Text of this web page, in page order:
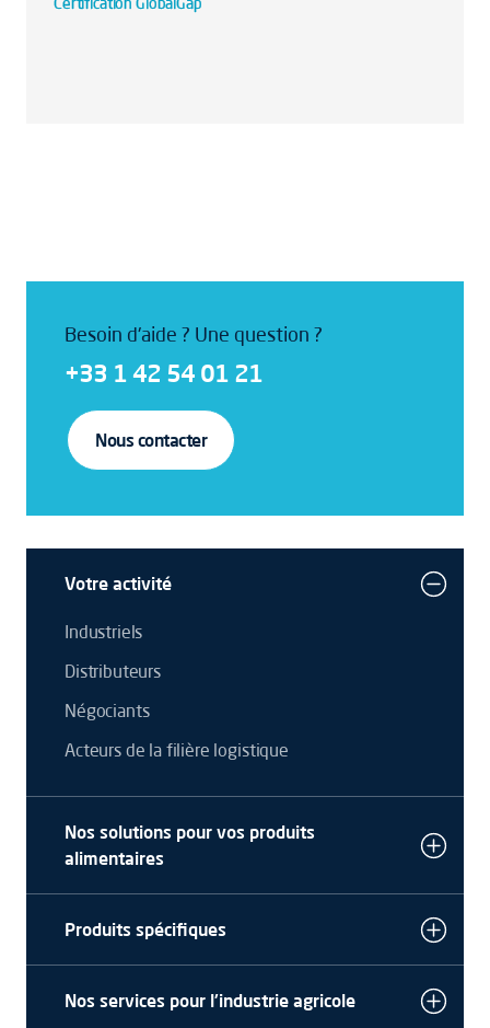
Besoin d'aide ? Une question ?
+33 1 42 54 01 21
Nous contacter
Votre activité
Industriels
Distributeurs
Négociants
Acteurs de la filière logistique
Nos solutions pour vos produits
alimentaires
Produits spécifiques
Nos services pour l'industrie agricole